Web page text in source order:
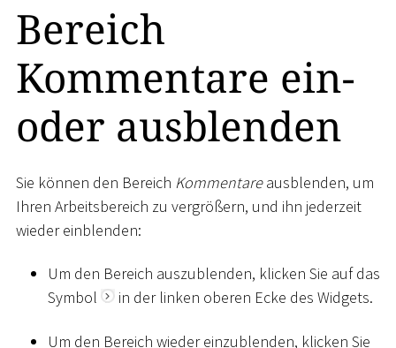
Bereich
Kommentare ein-
oder ausblenden
Sie können den Bereich Kommentareausblenden, um
Ihren Arbeitsbereich zu vergrößern, und ihn jederzeit
wieder einblenden:
Um den Bereich auszublenden, klicken Sie auf das
Symbol
in der linken oberen Ecke des Widgets.
Um den Bereich wieder einzublenden, klicken Sie